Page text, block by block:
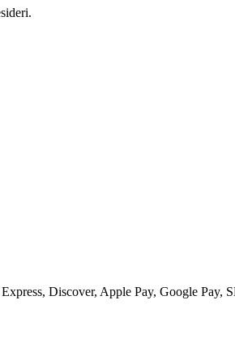
Discover, Apple Pay, Google